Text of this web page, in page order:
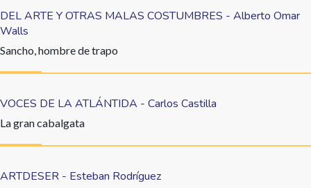
DEL ARTE Y OTRAS MALAS COSTUMBRES - Alberto Omar
Walls
Sancho, hombre de trapo
VOCES DE LA ATLÁNTIDA - Carlos Castilla
La gran cabalgata
ARTDESER - Esteban Rodríguez